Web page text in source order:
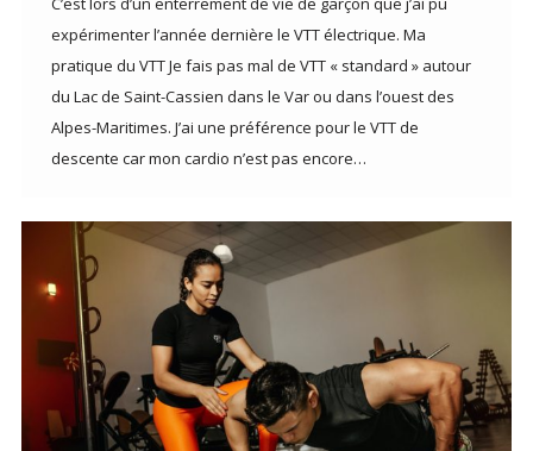
expérimenter l’année dernière le VTT électrique. Ma
pratique du VTT Je fais pas mal de VTT « standard » autour
du Lac de Saint-Cassien dans le Var ou dans l’ouest des
Alpes-Maritimes. J’ai une préférence pour le VTT de
descente car mon cardio n’est pas encore…